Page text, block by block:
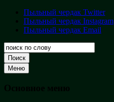
Перейти
содержимому
Пыльный
чердак
Творческая
кладовая
Пыльный чердак Twitter
Пыльный чердак Instagram
Пыльный чердак Email
Поиск
Меню
Основное меню